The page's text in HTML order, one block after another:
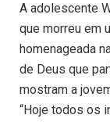
A adolescente
que morreu em
homenageada
de Deus que
mostram a
“Hoje todos os